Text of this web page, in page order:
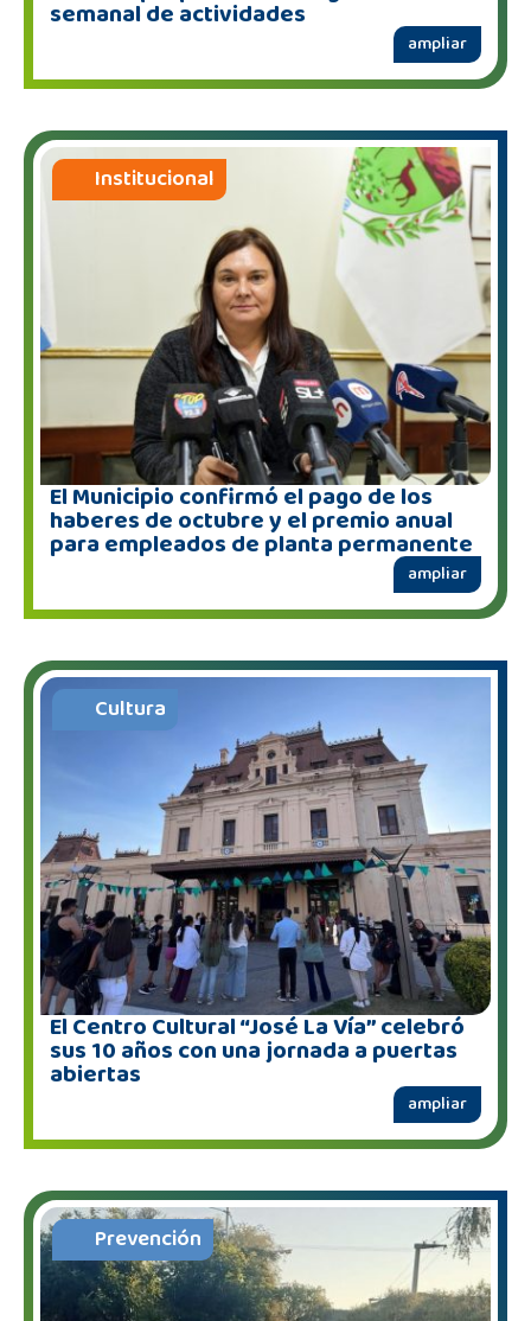
semanal de actividades
ampliar
Institucional
El Municipio confirmó el pago de los
haberes de octubre y el premio anual
para empleados de planta permanente
ampliar
Cultura
El Centro Cultural “José La Vía” celebró
sus 10 años con una jornada a puertas
abiertas
ampliar
Prevención